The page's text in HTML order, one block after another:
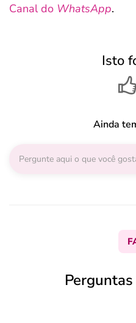
Canal do WhatsApp.
Isto
Ainda